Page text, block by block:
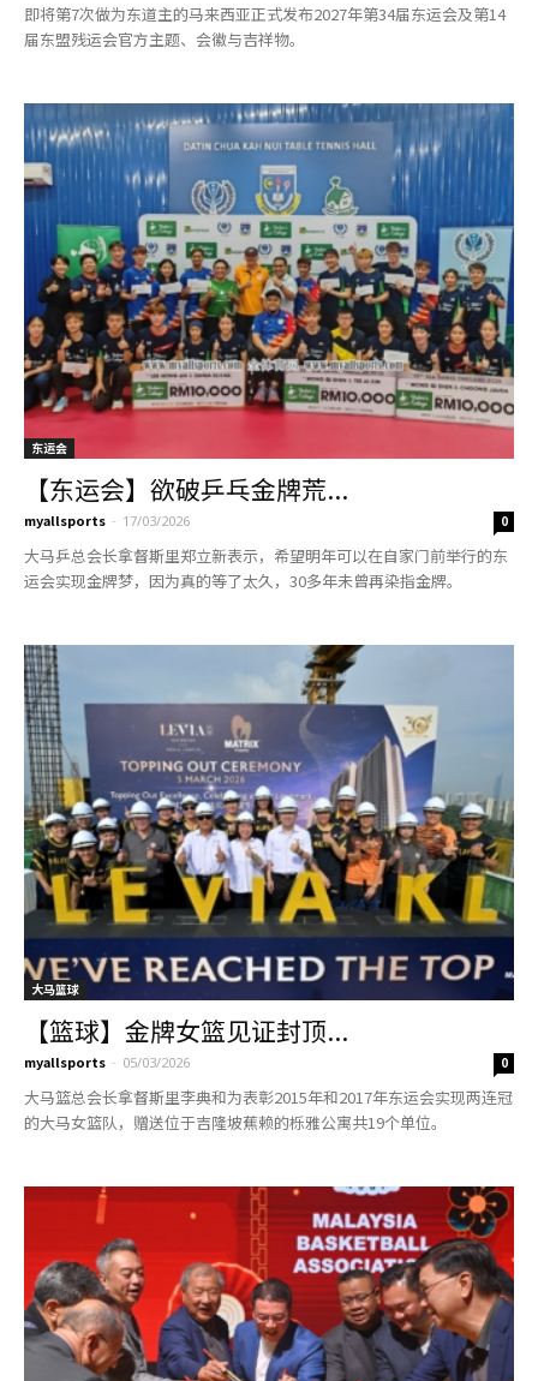
即将第7次做为东道主的马来西亚正式发布2027年第34届东运会及第14
届东盟残运会官方主题、会徽与吉祥物。
东运会
【东运会】欲破乒乓金牌荒...
myallsports - 17/03/2026 0
大马乒总会长拿督斯里郑立新表示，希望明年可以在自家门前举行的东
运会实现金牌梦，因为真的等了太久，30多年未曾再染指金牌。
大马篮球
【篮球】金牌女篮见证封顶...
myallsports - 05/03/2026 0
大马篮总会长拿督斯里李典和为表彰2015年和2017年东运会实现两连冠
的大马女篮队，赠送位于吉隆坡蕉赖的栎雅公寓共19个单位。